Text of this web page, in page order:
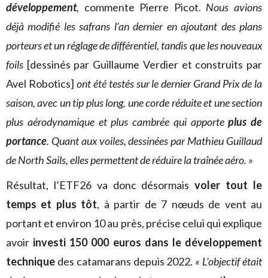
développement, commente Pierre Picot. Nous avions
déjà modifié les safrans l’an dernier en ajoutant des plans
porteurs et un réglage de différentiel, tandis que les nouveaux
foils [dessinés par Guillaume Verdier et construits par
Avel Robotics] ont été testés sur le dernier Grand Prix de la
saison, avec un tip plus long, une corde réduite et une section
plus aérodynamique et plus cambrée qui apporteplus de
portance. Quant aux voiles, dessinées par Mathieu Guillaud
de North Sails, elles permettent de réduire la traînée aéro. »
Résultat, l’ETF26 va donc désormaisvoler tout le
temps et plus tôt, à partir de 7 nœuds de vent au
portant et environ 10 au près, précise celui qui explique
avoir investi 150 000 euros dans le développement
technique des catamarans depuis 2022. « L’objectif était